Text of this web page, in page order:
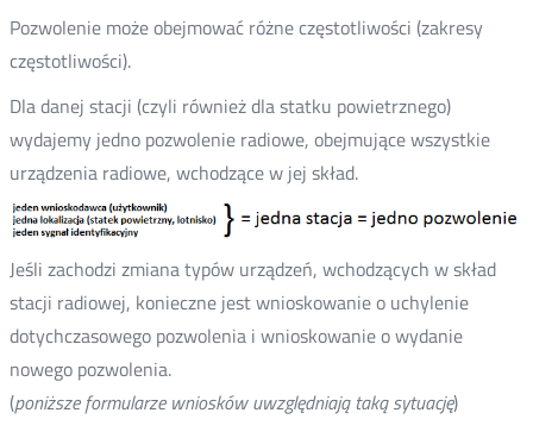
Pozwolenie może obejmować różne częstotliwości (zakresy
częstotliwości).
Dla danej stacji (czyli również dla statku powietrznego)
wydajemy jedno pozwolenie radiowe, obejmujące wszystkie
urządzenia radiowe, wchodzące w jej skład.
Jeśli zachodzi zmiana typów urządzeń, wchodzących w skład
stacji radiowej, konieczne jest wnioskowanie o uchylenie
dotychczasowego pozwolenia i wnioskowanie o wydanie
nowego pozwolenia.
(poniższe formularze wniosków uwzględniają taką sytuację)